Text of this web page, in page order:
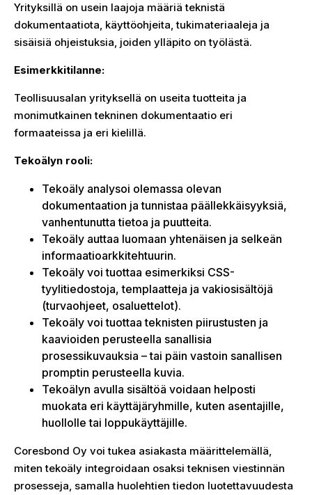
Yrityksillä on usein laajoja määriä teknistä
dokumentaatiota, käyttöohjeita, tukimateriaaleja ja
sisäisiä ohjeistuksia, joiden ylläpito on työlästä.
Esimerkkitilanne:
Teollisuusalan yrityksellä on useita tuotteita ja
monimutkainen tekninen dokumentaatio eri
formaateissa ja eri kielillä.
Tekoälyn rooli:
Tekoäly analysoi olemassa olevan
dokumentaation ja tunnistaa päällekkäisyyksiä,
vanhentunutta tietoa ja puutteita.
Tekoäly auttaa luomaan yhtenäisen ja selkeän
informaatioarkkitehtuurin.
Tekoäly voi tuottaa esimerkiksi CSS-
tyylitiedostoja, templaatteja ja vakiosisältöjä
(turvaohjeet, osaluettelot).
Tekoäly voi tuottaa teknisten piirustusten ja
kaavioiden perusteella sanallisia
prosessikuvauksia – tai päin vastoin sanallisen
promptin perusteella kuvia.
Tekoälyn avulla sisältöä voidaan helposti
muokata eri käyttäjäryhmille, kuten asentajille,
huollolle tai loppukäyttäjille.
Coresbond Oy voi tukea asiakasta määrittelemällä,
miten tekoäly integroidaan osaksi teknisen viestinnän
prosesseja, samalla huolehtien tiedon luotettavuudesta